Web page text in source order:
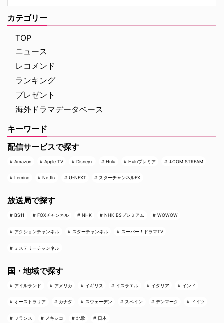
ザの登場と波乱の最終章 『プロ
ファイリング パリ犯罪捜査課』
は、犯罪者の心理を読み解くプロ
ファイラーとパリ司法警察の捜査
（Netflix／計42話）…232億
（Disney+／計154話）.. …
カテゴリー
TOP
ニュース
レコメンド
ランキング
プレゼント
海外ドラマデータベース
キーワード
配信サービスで探す
Amazon Apple TV Disney+ Hulu Huluプレミア J:COM STREAM
Lemino Netflix U-NEXT スターチャンネルEX
放送局で探す
BS11 FOXチャンネル NHK NHK BSプレミアム WOWOW
アクションチャンネル スターチャンネル スーパー！ドラマTV
ミステリーチャンネル
国・地域で探す
アイルランド アメリカ イギリス イスラエル イタリア インド
オーストラリア カナダ スウェーデン スペイン デンマーク ドイツ
フランス メキシコ 北欧 日本